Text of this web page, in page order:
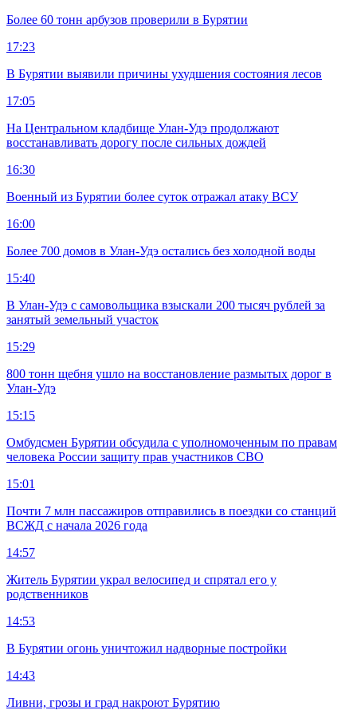
Более 60 тонн арбузов проверили в Бурятии
17:23
В Бурятии выявили причины ухудшения состояния лесов
17:05
На Центральном кладбище Улан-Удэ продолжают
восстанавливать дорогу после сильных дождей
16:30
Военный из Бурятии более суток отражал атаку ВСУ
16:00
Более 700 домов в Улан-Удэ остались без холодной воды
15:40
В Улан-Удэ с самовольщика взыскали 200 тысяч рублей за
занятый земельный участок
15:29
800 тонн щебня ушло на восстановление размытых дорог в
Улан-Удэ
15:15
Омбудсмен Бурятии обсудила с уполномоченным по правам
человека России защиту прав участников СВО
15:01
Почти 7 млн пассажиров отправились в поездки со станций
ВСЖД с начала 2026 года
14:57
Житель Бурятии украл велосипед и спрятал его у
родственников
14:53
В Бурятии огонь уничтожил надворные постройки
14:43
Ливни, грозы и град накроют Бурятию